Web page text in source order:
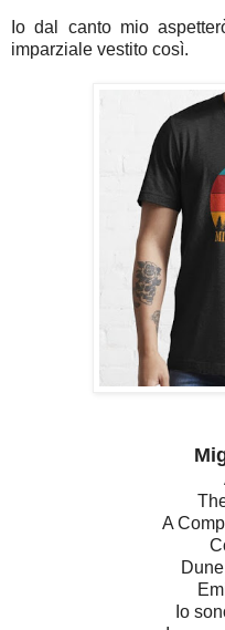
Io dal canto mio
imparziale vestito così.
A
Io